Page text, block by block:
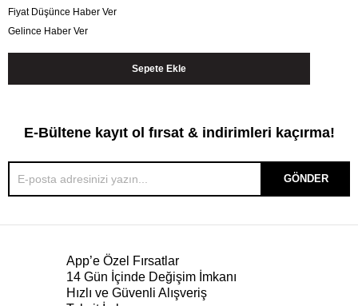
Fiyat Düşünce Haber Ver
Gelince Haber Ver
E-Bültene kayıt ol fırsat & indirimleri kaçırma!
GÖNDER
App’e Özel Fırsatlar
14 Gün İçinde Değişim İmkanı
Hızlı ve Güvenli Alışveriş